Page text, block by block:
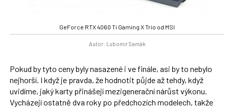
GeForce RTX 4060 Ti Gaming X Trio od MSI
Autor: Ľubomír Samák
Pokud by tyto ceny byly nasazené i ve finále, asi by to nebylo
nejhorší. I když je pravda, že hodnotit půjde až tehdy, když
uvidíme, jaký karty přinášejí mezigenerační nárůst výkonu.
Vycházejí ostatně dva roky po předchozích modelech, takže